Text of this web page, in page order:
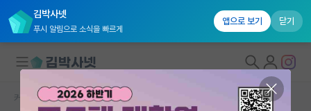
김박사넷
푸시 알림으로 소식을 빠르게
앱으로 보기 닫기
커뮤니티 홈 미국 유학 게시판